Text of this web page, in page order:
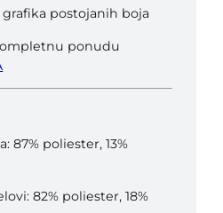
postojanih boja
ponudu
87% poliester, 13%
82% poliester, 18%